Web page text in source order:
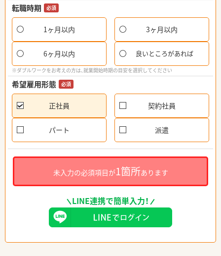
転職時期 必須
1ヶ月以内 3ヶ月以内
6ヶ月以内 良いところがあれば
※ダブルワークをお考えの方は、就業開始時期の目安を選択してください
希望雇用形態 必須
正社員 契約社員
パート 派遣
未入力の必須項目が1箇所あります
LINE連携で簡単入力！